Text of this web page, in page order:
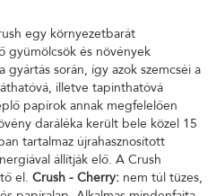
egy környezetbarát
gyümölcsök és növények
gyártás során, így azok szemcséi a
illetve tapinthatóvá
papírok annak megfelelően
daráléka került bele közel 15
tartalmaz újrahasznosított
állítják elő. A Crush
el. Crush - Cherry: nem túl tüzes,